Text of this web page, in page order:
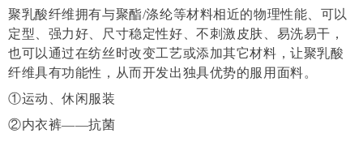
聚乳酸纤维拥有与聚酯/涤纶等材料相近的物理性能、可以
定型、强力好、尺寸稳定性好、不刺激皮肤、易洗易干，
也可以通过在纺丝时改变工艺或添加其它材料，让聚乳酸
纤维具有功能性，从而开发出独具优势的服用面料。
①运动、休闲服装
②内衣裤——抗菌